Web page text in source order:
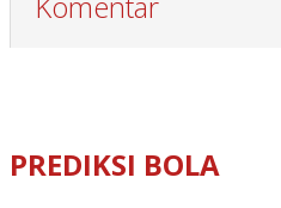
PREDIKSI BOLA